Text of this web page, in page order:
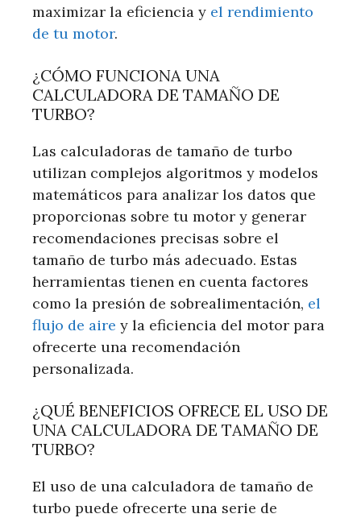
maximizar la eficiencia y el rendimiento
de tu motor.
¿CÓMO FUNCIONA UNA
CALCULADORA DE TAMAÑO DE
TURBO?
Las calculadoras de tamaño de turbo
utilizan complejos algoritmos y modelos
matemáticos para analizar los datos que
proporcionas sobre tu motor y generar
recomendaciones precisas sobre el
tamaño de turbo más adecuado. Estas
herramientas tienen en cuenta factores
como la presión de sobrealimentación, el
flujo de aire y la eficiencia del motor para
ofrecerte una recomendación
personalizada.
¿QUÉ BENEFICIOS OFRECE EL USO DE
UNA CALCULADORA DE TAMAÑO DE
TURBO?
El uso de una calculadora de tamaño de
turbo puede ofrecerte una serie de